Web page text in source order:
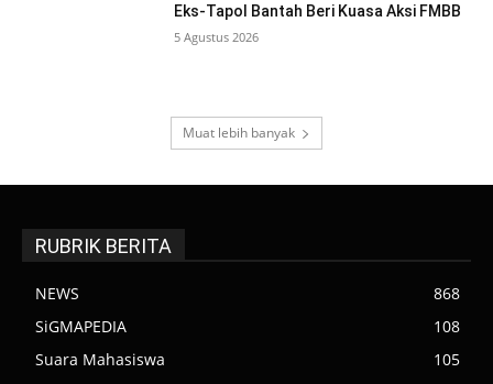
Eks-Tapol Bantah Beri Kuasa Aksi FMBB
5 Agustus 2026
Muat lebih banyak
RUBRIK BERITA
NEWS
868
SiGMAPEDIA
108
Suara Mahasiswa
105